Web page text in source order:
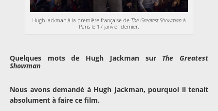
Hugh Jackman à la première française de The Greatest Showmanà
Paris le 17 janvier dernier.
Quelques mots de Hugh Jackman sur The Greatest
Showman
Nous avons demandé à Hugh Jackman, pourquoi il tenait
absolument à faire ce film.